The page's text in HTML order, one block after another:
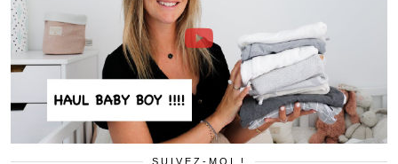
SUIVEZ-MOI !